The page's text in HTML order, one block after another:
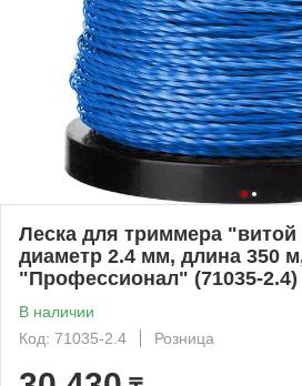
Леска для триммера "витой
диаметр 2.4 мм, длина 350
"Профессионал" (71035-2.4)
В наличии
Код: 71035-2.4
Розница